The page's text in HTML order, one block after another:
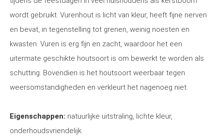
wordt gebruikt. Vurenhout is licht van kleur, heeft fijne nerven
en bevat, in tegenstelling tot grenen, weinig noesten en
kwasten. Vuren is erg fijn en zacht, waardoor het een
uitermate geschikte houtsoort is om bewerkt te worden als
schutting. Bovendien is het houtsoort weerbaar tegen
weersomstandigheden en verkleurt het nagenoeg niet.
Eigenschappen: natuurlijke uitstraling, lichte kleur,
onderhoudsvriendelijk.